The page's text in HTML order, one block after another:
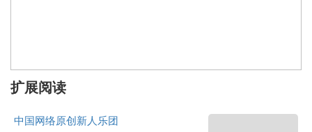
扩展阅读
中国网络原创新人乐团